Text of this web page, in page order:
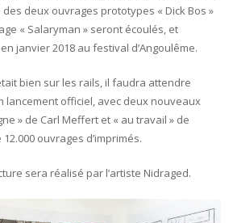
deux ouvrages prototypes « Dick Bos »
« Salaryman » seront écoulés, et
janvier 2018 au festival d’Angoulême.
bien sur les rails, il faudra attendre
lancement officiel, avec deux nouveaux
» de Carl Meffert et « au travail » de
ouvrages d’imprimés.
sera réalisé par l’artiste Nidraged.